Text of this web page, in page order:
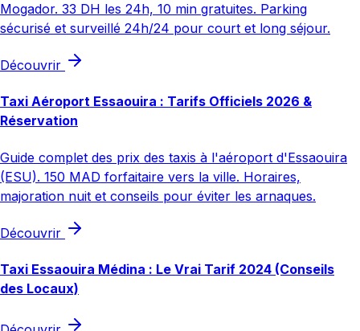
Mogador. 33 DH les 24h, 10 min gratuites. Parking
sécurisé et surveillé 24h/24 pour court et long séjour.
Découvrir
Taxi Aéroport Essaouira : Tarifs Officiels 2026 &
Réservation
Guide complet des prix des taxis à l'aéroport d'Essaouira
(ESU). 150 MAD forfaitaire vers la ville. Horaires,
majoration nuit et conseils pour éviter les arnaques.
Découvrir
Taxi Essaouira Médina : Le Vrai Tarif 2024 (Conseils
des Locaux)